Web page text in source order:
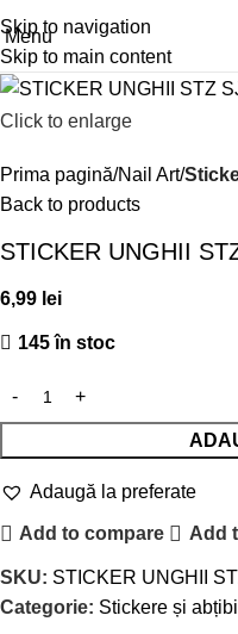
Skip to navigation
Skip to main content
Menu
Click to enlarge
Prima pagină Nail Art
Back to products
STICKER UNGHII
6,99 lei
145 în stoc
Adaugă la preferate
Add to compare Add
SKU: STICKER UNGHII
Categorie: Stickere și